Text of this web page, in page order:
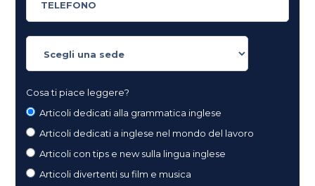
Cosa ti piace leggere?
Articoli dedicati alla grammatica inglese
Articoli dedicati a inglese nel mondo del lavoro
Articoli con tips e new sulla lingua inglese
Articoli divertenti su film e musica